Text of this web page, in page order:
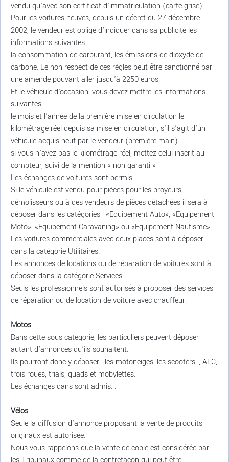
vendu qu'avec son certificat d'immatriculation (carte grise).
Pour les voitures neuves, depuis un décret du 27 décembre
2002, le vendeur est obligé d’indiquer dans sa publicité les
informations suivantes :
la consommation de carburant, les émissions de dioxyde de
carbone. Le non respect de ces règles peut être sanctionné par
une amende pouvant aller jusqu'à 2250 euros.
Et le véhicule d'occasion, vous devez mettre les informations
suivantes :
le mois et l'année de la première mise en circulation le
kilométrage réel depuis sa mise en circulation, s'il s'agit d'un
véhicule acquis neuf par le vendeur (première main).
si vous n’avez pas le kilométrage réel, mettez celui inscrit au
compteur, suivi de la mention « non garanti »
Les échanges de voitures sont permis.
Si le véhicule est vendu pour pièces pour les broyeurs,
démolisseurs ou à des vendeurs de pièces détachées il sera à
déposer dans les catégories : «Equipement Auto», «Equipement
Moto», «Equipement Caravaning» ou «Equipement Nautisme».
Les voitures commerciales avec deux places sont à déposer
dans la catégorie Utilitaires.
Les annonces de locations ou de réparation de voitures sont à
déposer dans la catégorie Services.
Seuls les professionnels sont autorisés à proposer des services
de réparation ou de location de voiture avec chauffeur.
Motos
Dans cette sous catégorie, les particuliers peuvent déposer
autant d’annonces qu’ils souhaitent.
Ils pourront donc y déposer : les motoneiges, les scooters, , ATC,
trois roues, trials, quads et mobylettes.
Les échanges dans sont admis. .
Vélos
Seule la diffusion d'annonce proposant la vente de produits
originaux est autorisée.
Nous vous rappelons que la vente de copie est considérée par